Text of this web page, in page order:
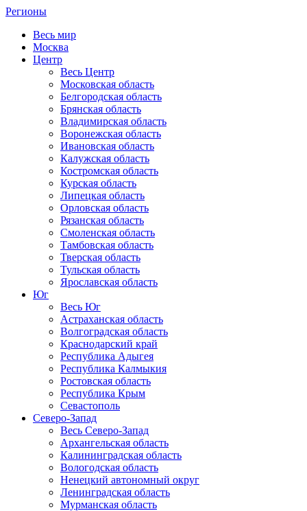
Регионы
Весь мир
Москва
Центр
Весь Центр
Московская область
Белгородская область
Брянская область
Владимирская область
Воронежская область
Ивановская область
Калужская область
Костромская область
Курская область
Липецкая область
Орловская область
Рязанская область
Смоленская область
Тамбовская область
Тверская область
Тульская область
Ярославская область
Юг
Весь Юг
Астраханская область
Волгоградская область
Краснодарский край
Республика Адыгея
Республика Калмыкия
Ростовская область
Республика Крым
Севастополь
Северо-Запад
Весь Северо-Запад
Архангельская область
Калининградская область
Вологодская область
Ненецкий автономный округ
Ленинградская область
Мурманская область